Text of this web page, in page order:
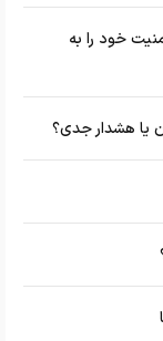
خود را به
یا هشدار جدی؟